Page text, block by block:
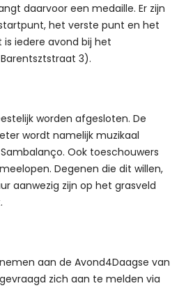
daarvoor een medaille. Er zijn
het verste punt en het
iedere avond bij het
3).
worden afgesloten. De
wordt namelijk muzikaal
Ook toeschouwers
Degenen die dit willen,
aanwezig zijn op het grasveld
aan de Avond4Daagse van
zich aan te melden via